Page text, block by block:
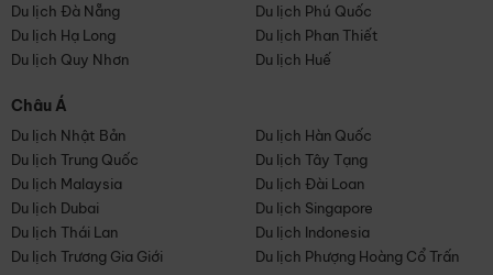
Du lịch Đà Nẵng
Du lịch Phú Quốc
Du lịch Hạ Long
Du lịch Phan Thiết
Du lịch Quy Nhơn
Du lịch Huế
Châu Á
Du lịch Nhật Bản
Du lịch Hàn Quốc
Du lịch Trung Quốc
Du lịch Tây Tạng
Du lịch Malaysia
Du lịch Đài Loan
Du lịch Dubai
Du lịch Singapore
Du lịch Thái Lan
Du lịch Indonesia
Du lịch Trương Gia Giới
Du lịch Phượng Hoàng Cổ Trấn